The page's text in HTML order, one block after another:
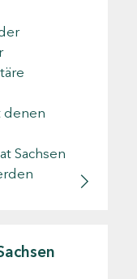
denen
Sachsen